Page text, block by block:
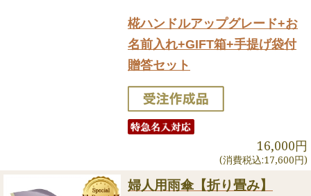
椛ハンドルアップグレード+お
名前入れ+GIFT箱+手提げ袋付
贈答セット
16,000円
(消費税込:17,600円)
婦人用雨傘【折り畳み】